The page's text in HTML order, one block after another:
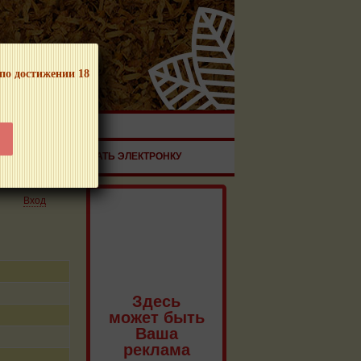
достижении 18
ПРОДУКЦИИ!
ЗАКАЗАТЬ ЭЛЕКТРОНКУ
Вход
Здесь
может быть
Ваша
реклама